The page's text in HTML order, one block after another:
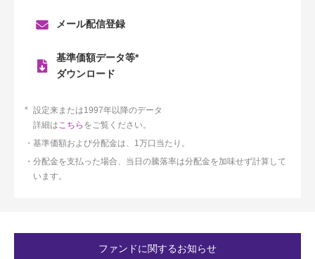
メール配信登録
基準価額データ等*
ダウンロード
設定来または1997年以降のデータ
詳細はこちら をご覧ください。
基準価額および分配金は、1万口当たり。
分配金を支払った場合、当日の騰落率は分配金を加味せず計算して
います。
ファンドに関するお知らせ